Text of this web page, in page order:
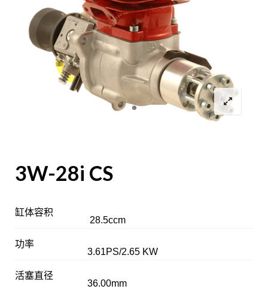
3W-28i CS
缸体容积
28.5ccm
功率
3.61PS/2.65 KW
活塞直径
36.00mm